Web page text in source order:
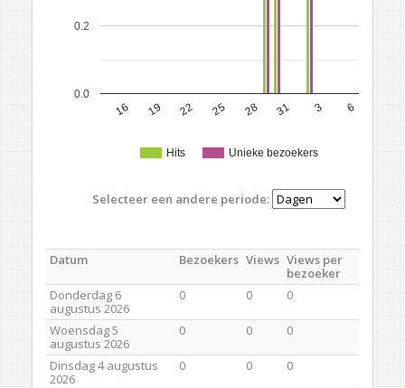
Hits Unieke bezoekers
6
3
31
28
25
22
19
16
0.0
0.2
Selecteer een andere periode:
Datum Bezoekers Views Views per
bezoeker
Donderdag 6
augustus 2026
0 0 0
Woensdag 5
augustus 2026
0 0 0
Dinsdag 4 augustus
2026
0 0 0